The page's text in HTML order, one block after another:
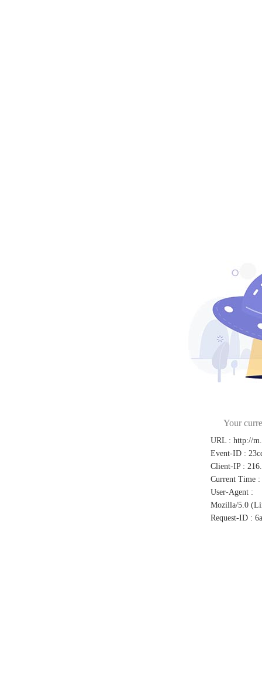
Your
URL : http://
Event-ID :
Client-IP :
Current Time :
User-Agent :
Mozilla/5.0
Request-ID :